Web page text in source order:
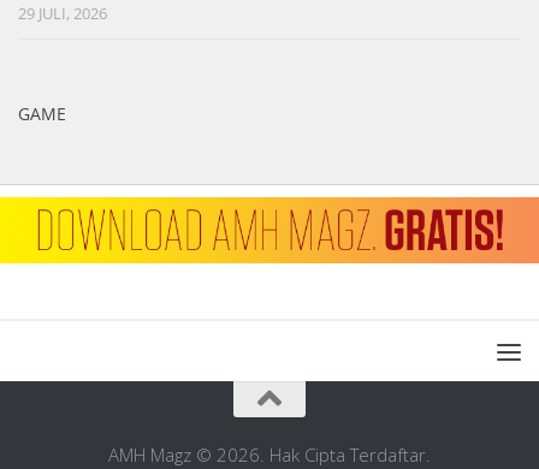
29 JULI, 2026
GAME
AMH Magz © 2026. Hak Cipta Terdaftar.